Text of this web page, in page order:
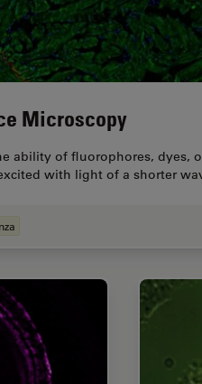
Microscopy
ability of fluorophores, dyes,
with light of a shorter